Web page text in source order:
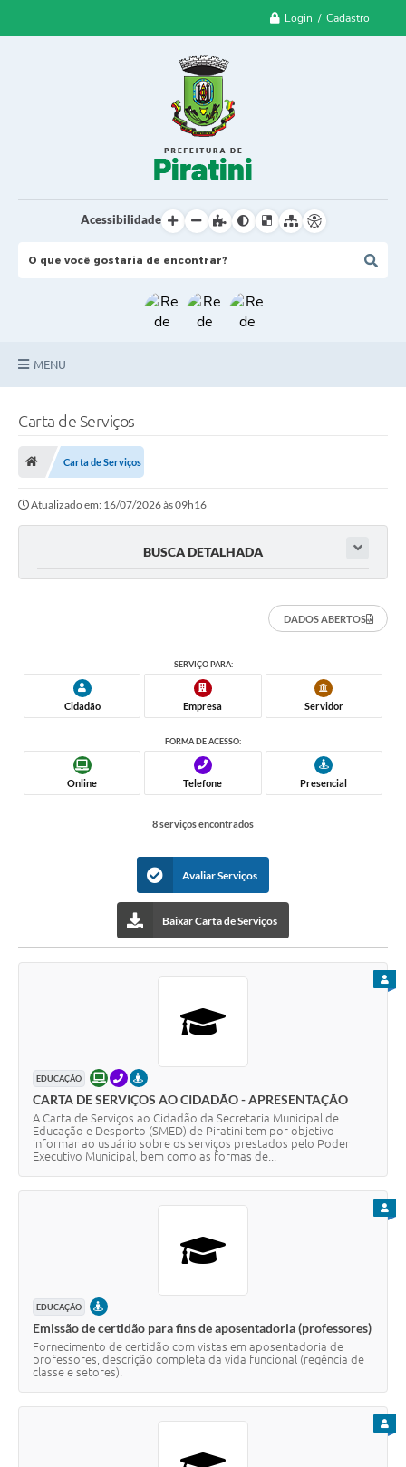
Login / Cadastro
Acessibilidade
MENU
Legislação
Fotos
Arquivos para Download
Projetos
Enquete
Jornal
Contratos
Carta de Serviços
Carta de Serviços
Atualizado em: 16/07/2026 às 09h16
BUSCA DETALHADA
DADOS ABERTOS
SERVIÇO PARA:
Cidadão Empresa Servidor
FORMA DE ACESSO:
Online Telefone Presencial
8 serviços encontrados
Avaliar Serviços
Baixar Carta de Serviços
EDUCAÇÃO ONLINETELEFONEPRESENCIAL
CARTA DE SERVIÇOS AO CIDADÃO - APRESENTAÇÃO
A Carta de Serviços ao Cidadão da Secretaria Municipal de
Educação e Desporto (SMED) de Piratini tem por objetivo
informar ao usuário sobre os serviços prestados pelo Poder
Executivo Municipal, bem como as formas de...
EDUCAÇÃO PRESENCIAL
Emissão de certidão para fins de aposentadoria (professores)
Fornecimento de certidão com vistas em aposentadoria de
professores, descrição completa da vida funcional (regência de
classe e setores).